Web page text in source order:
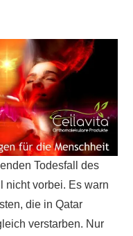
Todesfall des
nicht vorbei. Es warn
die in Qatar
verstarben. Nur